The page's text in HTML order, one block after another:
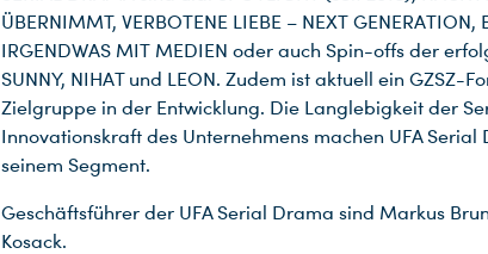
ÜBERNIMMT, VERBOTENE LIEBE – NEXT GENERATION,
IRGENDWAS MIT MEDIEN oder auch Spin-offs der
SUNNY, NIHAT und LEON. Zudem ist aktuell ein GZSZ-
Zielgruppe in der Entwicklung. Die Langlebigkeit der
Innovationskraft des Unternehmens machen UFA
seinem Segment.
Geschäftsführer der UFA Serial Drama sind Markus
Kosack.